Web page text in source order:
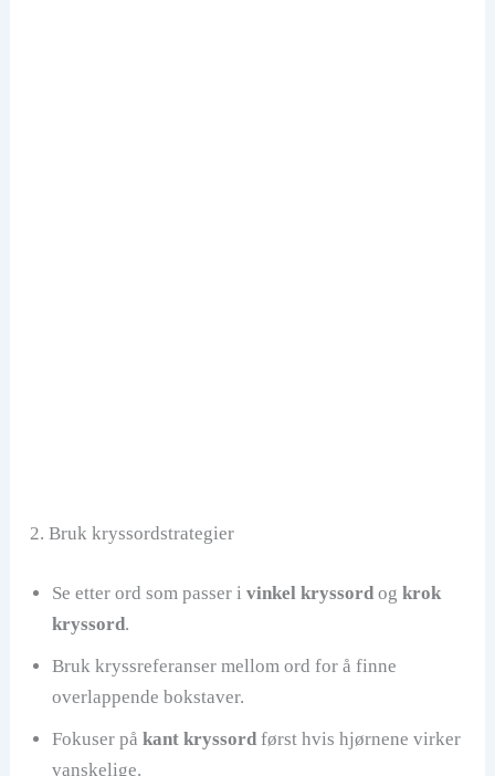
2. Bruk kryssordstrategier
Se etter ord som passer i vinkel kryssordog krok
kryssord.
Bruk kryssreferanser mellom ord for å finne
overlappende bokstaver.
Fokuser på kant kryssordførst hvis hjørnene virker
vanskelige.